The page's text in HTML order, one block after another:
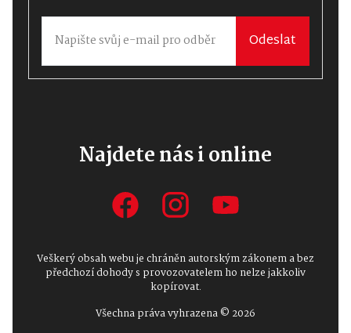
Odeslat
Najdete nás i online
Veškerý obsah webu je chráněn autorským zákonem a bez
předchozí dohody s provozovatelem ho nelze jakkoliv
kopírovat.
Všechna práva vyhrazena © 2026